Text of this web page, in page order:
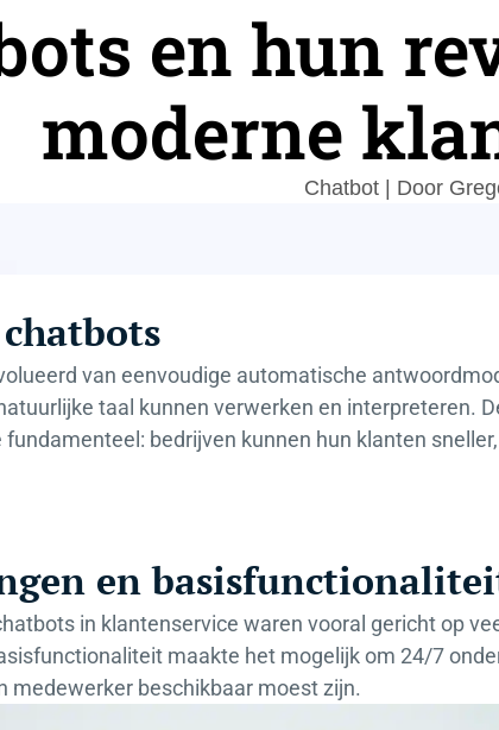
en hun
moderne
Chatbot | Door
van eenvoudige automatische
taal kunnen verwerken en interpreteren.
bedrijven kunnen hun klanten
en
in klantenservice waren vooral gericht op
maakte het mogelijk om 24/7
medewerker beschikbaar moest zijn.